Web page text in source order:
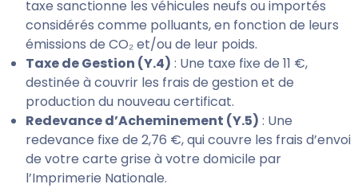
taxe sanctionne les véhicules neufs ou importés
considérés comme polluants, en fonction de leurs
émissions de CO₂ et/ou de leur poids.
Taxe de Gestion (Y.4) : Une taxe fixe de 11 €,
destinée à couvrir les frais de gestion et de
production du nouveau certificat.
Redevance d’Acheminement (Y.5) : Une
redevance fixe de 2,76 €, qui couvre les frais d’envoi
de votre carte grise à votre domicile par
l’Imprimerie Nationale.